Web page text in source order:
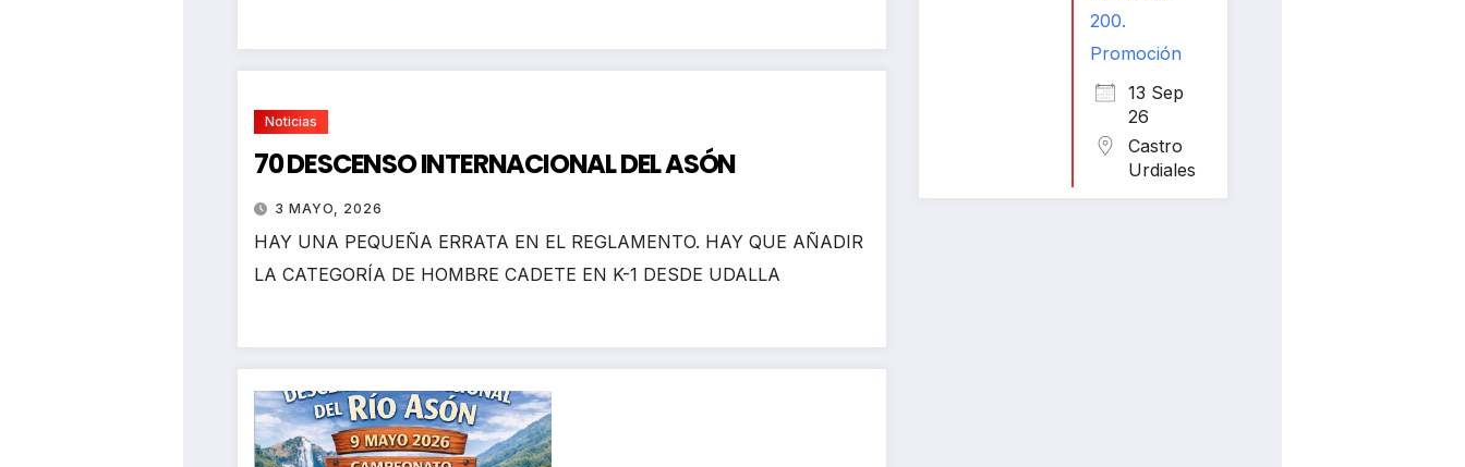
Noticias
70 DESCENSO INTERNACIONAL DEL ASÓN
3 MAYO, 2026
HAY UNA PEQUEÑA ERRATA EN EL REGLAMENTO. HAY QUE AÑADIR
LA CATEGORÍA DE HOMBRE CADETE EN K-1 DESDE UDALLA
200.
Promoción
13 Sep
26
Castro
Urdiales